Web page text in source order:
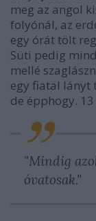
meg az angol
folyónál, az
egy órát tölt
Süti pedig
mellé
egy fiatal lányt
de épphogy.
"Mindig
óvatosak."